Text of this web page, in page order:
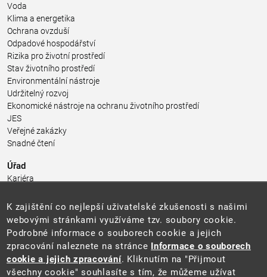
Voda
Klima a energetika
Ochrana ovzduší
Odpadové hospodářství
Rizika pro životní prostředí
Stav životního prostředí
Environmentální nástroje
Udržitelný rozvoj
Ekonomické nástroje na ochranu životního prostředí
JES
Veřejné zakázky
Snadné čtení
Úřad
Kariéra
Pro média a veřejnost
Povinně zveřejňované informace
Kontakty
Přistupnost budovy úřadu MŽP
(PDF, 204 kB)
Web
K zajištění co nejlepší uživatelské zkušenosti s našimi
webovými stránkami využíváme tzv. soubory cookie.
Podrobné informace o souborech cookie a jejich
zpracování naleznete na stránce Informace o souborech
cookie a jejich zpracování. Kliknutím na "Přijmout
všechny cookie" souhlasíte s tím, že můžeme užívat